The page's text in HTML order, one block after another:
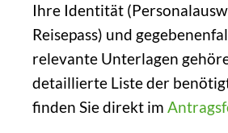
Ihre Identität
Reisepass) und
relevante Unterlagen
detaillierte Liste der
finden Sie direkt im